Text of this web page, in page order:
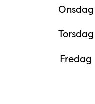
Onsdag
Torsdag
Fredag